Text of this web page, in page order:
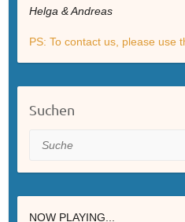
Helga & Andreas
PS: To contact us, please use
Suchen
Suche
NOW PLAYING...